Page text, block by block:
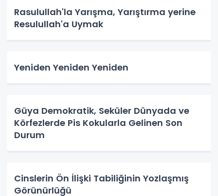
Rasulullah'la Yarışma, Yarıştırma yerine
Resulullah'a Uymak
Yeniden Yeniden Yeniden
Güya Demokratik, Seküler Dünyada ve
Körfezlerde Pis Kokularla Gelinen Son
Durum
Cinslerin Ön İlişki Tabiliğinin Yozlaşmış
Görünürlüğü